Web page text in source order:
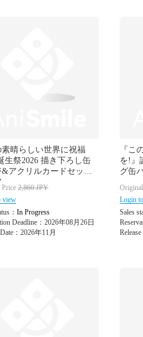
素晴らしい世界に祝福
生祭2026 描き下ろし缶
&アクリルカードセット
2,860JPY
view
： In Progress
Deadline：2026年08月26日
：2026年11月
『こ
を!』
グ缶
Login
Sales